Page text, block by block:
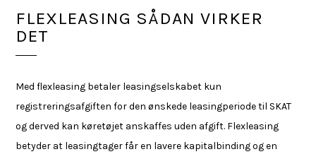
FLEXLEASING SÅDAN VIRKER
DET
Med flexleasing betaler leasingselskabet kun
registreringsafgiften for den ønskede leasingperiode til SKAT
og derved kan køretøjet anskaffes uden afgift. Flexleasing
betyder at leasingtager får en lavere kapitalbinding og en